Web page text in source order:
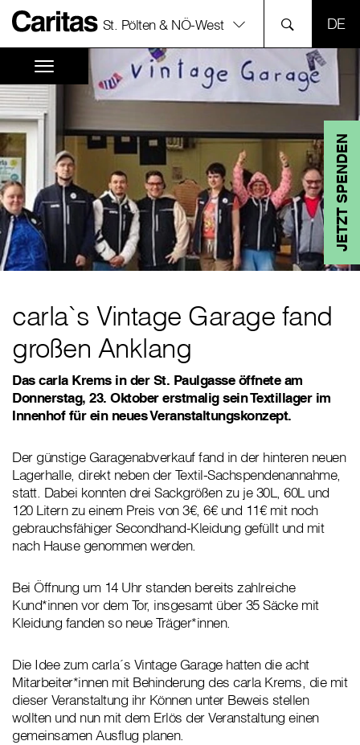
St. Pölten & NÖ-West
JETZT SPENDEN
carla`s Vintage Garage fand
großen Anklang
Das carla Krems in der St. Paulgasse öffnete am
Donnerstag, 23. Oktober erstmalig sein Textillager im
Innenhof für ein neues Veranstaltungskonzept.
Der günstige Garagenabverkauf fand in der hinteren neuen
Lagerhalle, direkt neben der Textil-Sachspendenannahme,
statt. Dabei konnten drei Sackgrößen zu je 30L, 60L und
120 Litern zu einem Preis von 3€, 6€ und 11€ mit noch
gebrauchsfähiger Secondhand-Kleidung gefüllt und mit
nach Hause genommen werden.
Bei Öffnung um 14 Uhr standen bereits zahlreiche
Kund*innen vor dem Tor, insgesamt über 35 Säcke mit
Kleidung fanden so neue Träger*innen.
Die Idee zum carla´s Vintage Garage hatten die acht
Mitarbeiter*innen mit Behinderung des carla Krems, die mit
dieser Veranstaltung ihr Können unter Beweis stellen
wollten und nun mit dem Erlös der Veranstaltung einen
gemeinsamen Ausflug planen.